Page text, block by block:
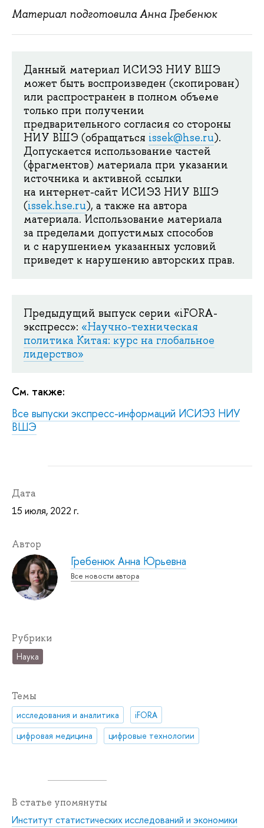
Материал подготовила Анна Гребенюк
Данный материал ИСИЭЗ НИУ ВШЭ
может быть воспроизведен (скопирован)
или распространен в полном объеме
только при получении
предварительного согласия со стороны
НИУ ВШЭ (обращаться issek@hse.ru).
Допускается использование частей
(фрагментов) материала при указании
источника и активной ссылки
на интернет-сайт ИСИЭЗ НИУ ВШЭ
(issek.hse.ru), а также на автора
материала. Использование материала
за пределами допустимых способов
и с нарушением указанных условий
приведет к нарушению авторских прав.
Предыдущий выпуск серии «iFORA-
экспресс»: «Научно-техническая
политика Китая: курс на глобальное
лидерство»
См. также:
Все выпуски экспресс-информаций ИСИЭЗ НИУ
ВШЭ
Дата
15 июля, 2022 г.
Автор
Гребенюк Анна Юрьевна
Все новости автора
Рубрики
Наука
Темы
исследования и аналитика
iFORA
цифровая медицина
цифровые технологии
В статье упомянуты
Институт статистических исследований и экономики